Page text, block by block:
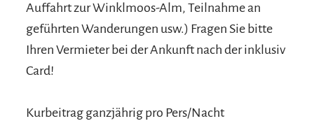
Auffahrt zur Winklmoos-Alm, Teilnahme an
geführten Wanderungen usw.) Fragen Sie bitte
Ihren Vermieter bei der Ankunft nach der inklusiv
Card!
Kurbeitrag ganzjährig pro Pers/Nacht